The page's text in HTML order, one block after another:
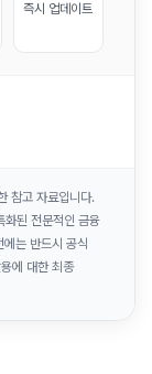
즉시 업데이트
참고 자료입니다.
화된 전문적인 금융
는 반드시 공식
에 대한 최종